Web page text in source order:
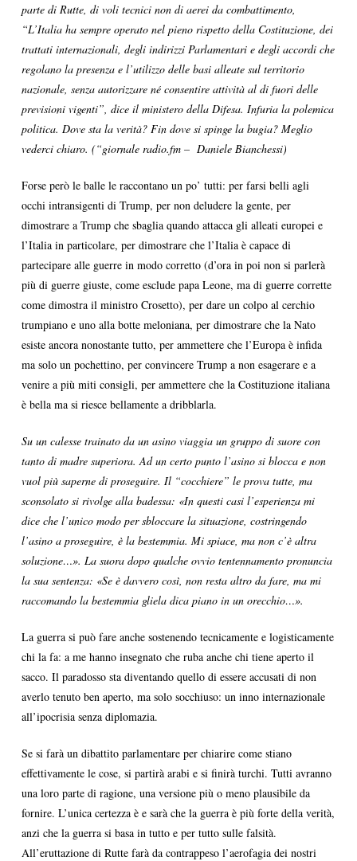
parte di Rutte, di voli tecnici non di aerei da combattimento,
“L’Italia ha sempre operato nel pieno rispetto della Costituzione, dei
trattati internazionali, degli indirizzi Parlamentari e degli accordi che
regolano la presenza e l’utilizzo delle basi alleate sul territorio
nazionale, senza autorizzare né consentire attività al di fuori delle
previsioni vigenti”, dice il ministero della Difesa. Infuria la polemica
politica. Dove sta la verità? Fin dove si spinge la bugia? Meglio
vederci chiaro. (“giornale radio.fm – Daniele Bianchessi)
Forse però le balle le raccontano un po’ tutti: per farsi belli agli
occhi intransigenti di Trump, per non deludere la gente, per
dimostrare a Trump che sbaglia quando attacca gli alleati europei e
l’Italia in particolare, per dimostrare che l’Italia è capace di
partecipare alle guerre in modo corretto (d’ora in poi non si parlerà
più di guerre giuste, come esclude papa Leone, ma di guerre corrette
come dimostra il ministro Crosetto), per dare un colpo al cerchio
trumpiano e uno alla botte meloniana, per dimostrare che la Nato
esiste ancora nonostante tutto, per ammettere che l’Europa è infida
ma solo un pochettino, per convincere Trump a non esagerare e a
venire a più miti consigli, per ammettere che la Costituzione italiana
è bella ma si riesce bellamente a dribblarla.
Su un calesse trainato da un asino viaggia un gruppo di suore con
tanto di madre superiora. Ad un certo punto l’asino si blocca e non
vuol più saperne di proseguire. Il “cocchiere” le prova tutte, ma
sconsolato si rivolge alla badessa: «In questi casi l’esperienza mi
dice che l’unico modo per sbloccare la situazione, costringendo
l’asino a proseguire, è la bestemmia. Mi spiace, ma non c’è altra
soluzione…». La suora dopo qualche ovvio tentennamento pronuncia
la sua sentenza: «Se è davvero così, non resta altro da fare, ma mi
raccomando la bestemmia gliela dica piano in un orecchio…».
La guerra si può fare anche sostenendo tecnicamente e logisticamente
chi la fa: a me hanno insegnato che ruba anche chi tiene aperto il
sacco. Il paradosso sta diventando quello di essere accusati di non
averlo tenuto ben aperto, ma solo socchiuso: un inno internazionale
all’ipocrisia senza diplomazia.
Se si farà un dibattito parlamentare per chiarire come stiano
effettivamente le cose, si partirà arabi e si finirà turchi. Tutti avranno
una loro parte di ragione, una versione più o meno plausibile da
fornire. L’unica certezza è e sarà che la guerra è più forte della verità,
anzi che la guerra si basa in tutto e per tutto sulle falsità.
All’eruttazione di Rutte farà da contrappeso l’aerofagia dei nostri